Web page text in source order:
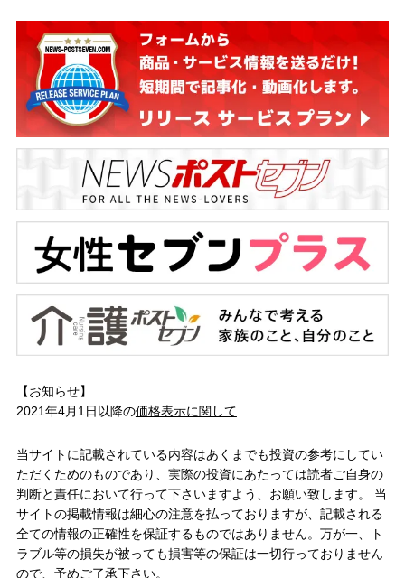
【お知らせ】
2021年4月1日以降の価格表示に関して
当サイトに記載されている内容はあくまでも投資の参考にしてい
ただくためのものであり、実際の投資にあたっては読者ご自身の
判断と責任において行って下さいますよう、お願い致します。 当
サイトの掲載情報は細心の注意を払っておりますが、記載される
全ての情報の正確性を保証するものではありません。万が一、ト
ラブル等の損失が被っても損害等の保証は一切行っておりません
ので、予めご了承下さい。